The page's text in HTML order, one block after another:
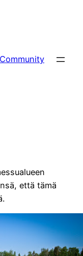
että tämä